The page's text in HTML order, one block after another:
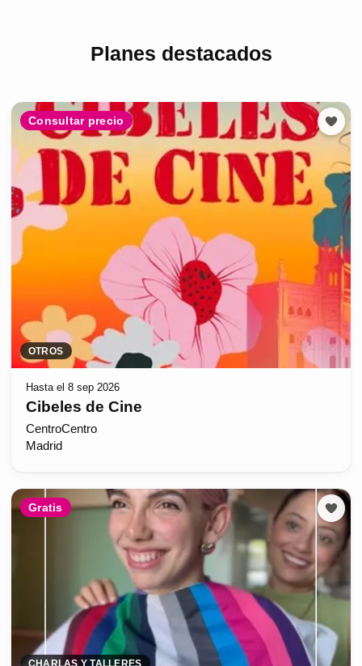
Planes destacados
Consultar precio
OTROS
Hasta el 8 sep 2026
Cibeles de Cine
CentroCentro
Madrid
Gratis
CHARLAS Y TALLERES